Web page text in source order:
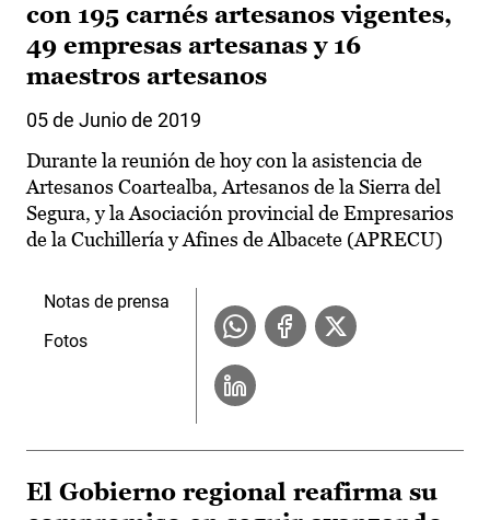
con 195 carnés artesanos vigentes,
49 empresas artesanas y 16
maestros artesanos
05 de Junio de 2019
Durante la reunión de hoy con la asistencia de
Artesanos Coartealba, Artesanos de la Sierra del
Segura, y la Asociación provincial de Empresarios
de la Cuchillería y Afines de Albacete (APRECU)
Notas de prensa
Fotos
El Gobierno regional reafirma su